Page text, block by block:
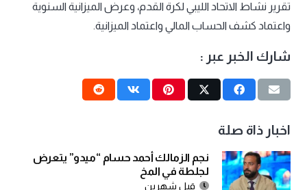
تقرير نشاط الاتحاد الليبي لكرة القدم، وعرض الميزانية السنوية
واعتماد كشف الحساب المالي واعتماد الميزانية.
شارك الخبر عبر :
اخبار ذاة صلة
نجم الزمالك أحمد حسام “ميدو” يتعرض
لجلطة في المخ
قبل شهرين